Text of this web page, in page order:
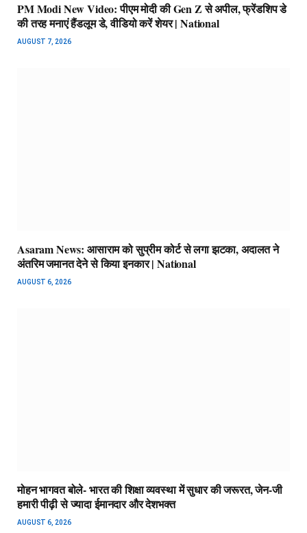
PM Modi New Video: पीएम मोदी की Gen Z से अपील, फ्रेंडशिप डे
की तरह मनाएं हैंडलूम डे, वीडियो करें शेयर | National
AUGUST 7, 2026
Asaram News: आसाराम को सुप्रीम कोर्ट से लगा झटका, अदालत ने
अंतरिम जमानत देने से किया इनकार | National
AUGUST 6, 2026
मोहन भागवत बोले- भारत की शिक्षा व्यवस्था में सुधार की जरूरत, जेन-जी
हमारी पीढ़ी से ज्यादा ईमानदार और देशभक्त
AUGUST 6, 2026